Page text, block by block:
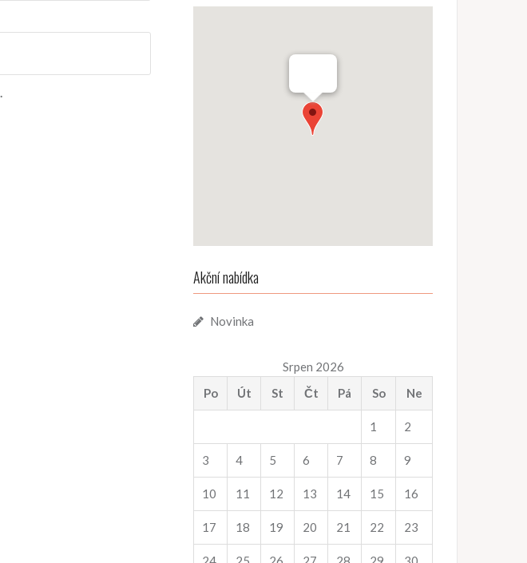
Akční nabídka
Novinka
Srpen 2026
Po
Út St Čt Pá So Ne
1 2
3 4 5 6 7 8 9
10 11 12 13 14 15 16
17 18 19 20 21 22 23